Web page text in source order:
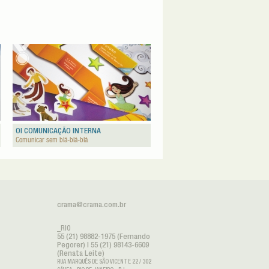
OI COMUNICAÇÃO INTERNA
Comunicar sem blá-blá-blá
crama@crama.com.br
_RIO
55 (21) 98882-1975 (Fernando
Pegorer) | 55 (21) 98143-6609
(Renata Leite)
RUA MARQUÊS DE SÃO VICENTE 22 / 302